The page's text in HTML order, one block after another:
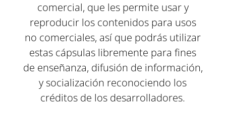
comercial, que les permite usar y
reproducir los contenidos para usos
no comerciales, así que podrás utilizar
estas cápsulas libremente para fines
de enseñanza, difusión de información,
y socialización reconociendo los
créditos de los desarrolladores.